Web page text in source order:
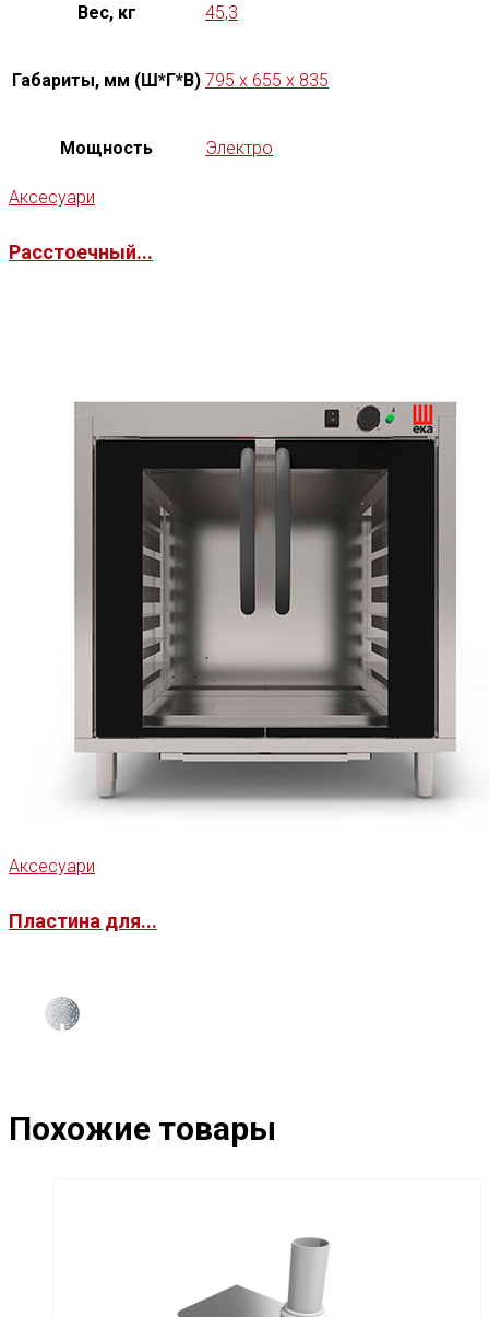
Вес, кг 45,3
Габариты, мм (Ш*Г*В) 795 x 655 x 835
Мощность Электро
Аксесуари
Расстоечный...
Аксесуари
Пластина для...
Похожие товары